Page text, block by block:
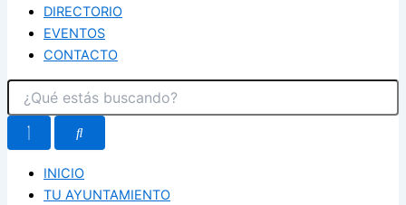
DIRECTORIO
EVENTOS
CONTACTO
INICIO
TU AYUNTAMIENTO